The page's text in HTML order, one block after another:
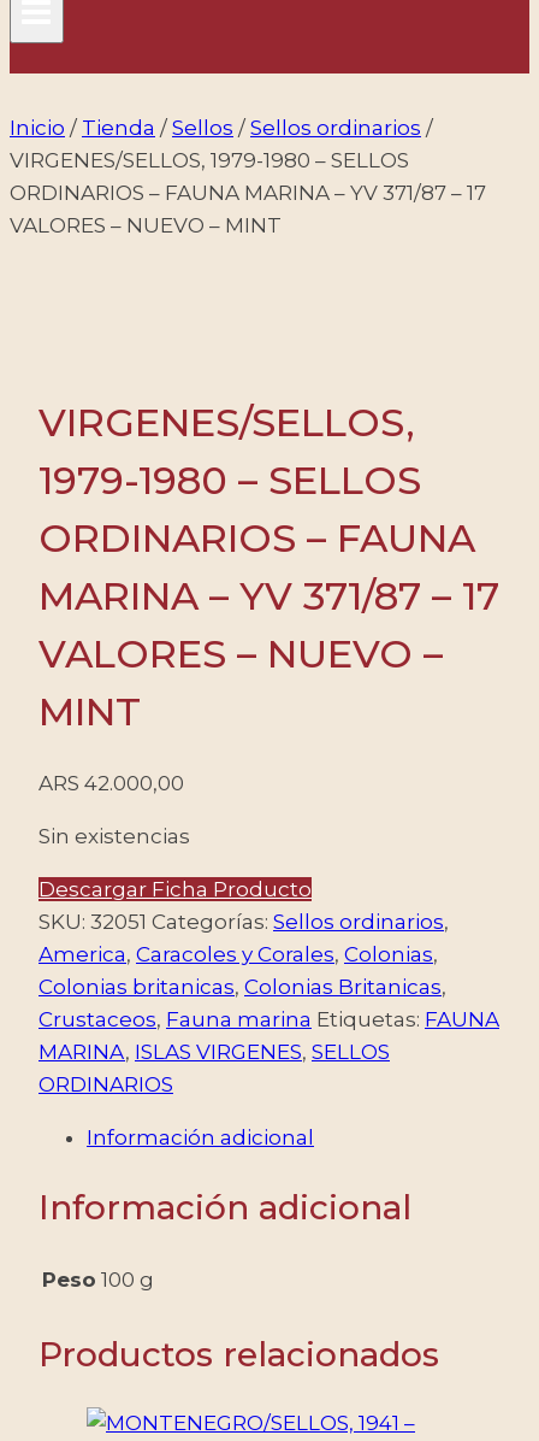
Inicio / Tienda / Sellos / Sellos ordinarios /
VIRGENES/SELLOS, 1979-1980 – SELLOS
ORDINARIOS – FAUNA MARINA – YV 371/87 – 17
VALORES – NUEVO – MINT
VIRGENES/SELLOS,
1979-1980 – SELLOS
ORDINARIOS – FAUNA
MARINA – YV 371/87 – 17
VALORES – NUEVO –
MINT
ARS 42.000,00
Sin existencias
Descargar Ficha Producto
SKU: 32051 Categorías: Sellos ordinarios,
America, Caracoles y Corales, Colonias,
Colonias britanicas, Colonias Britanicas,
Crustaceos, Fauna marina Etiquetas: FAUNA
MARINA, ISLAS VIRGENES, SELLOS
ORDINARIOS
Información adicional
Información adicional
Peso 100 g
Productos relacionados